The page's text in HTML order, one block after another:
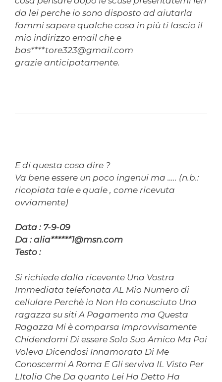
da lei perche io sono disposto ad aiutarla
fammi sapere qualche cosa in più ti lascio il
mio indirizzo email che e
bas****tore323@gmail.com
grazie anticipatamente.
E di questa cosa dire ?
Va bene essere un poco ingenui ma ….. (n.b.:
ricopiata tale e quale , come ricevuta
ovviamente)
Data : 7-9-09
Da : alia******1@msn.com
Testo :
Si richiede dalla ricevente Una Vostra
Immediata telefonata AL Mio Numero di
cellulare Perchè io Non Ho conusciuto Una
ragazza su siti A Pagamento ma Questa
Ragazza Mi è comparsa Improvvisamente
Chidendomi Di essere Solo Suo Amico Ma Poi
Voleva Dicendosi Innamorata Di Me
Conoscermi A Roma E Gli serviva IL Visto Per
LItalia Che Da quanto Lei Ha Detto Ha